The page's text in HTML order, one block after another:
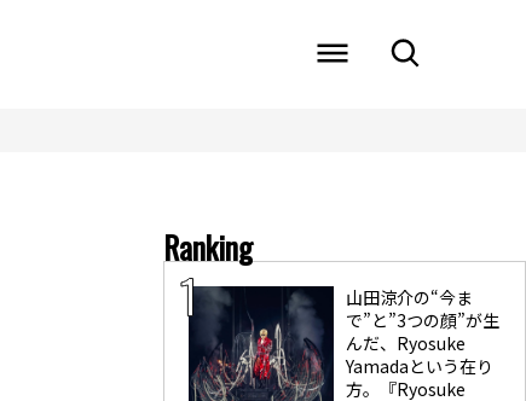
Ranking
山田涼介の“今ま
で”と”3つの顔”が生
んだ、Ryosuke
Yamadaという在り
方。『Ryosuke